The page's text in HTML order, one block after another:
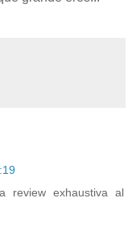
review exhaustiva al